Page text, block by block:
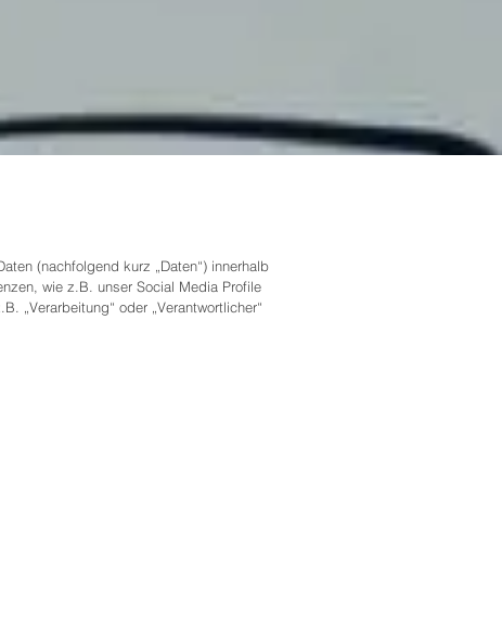
(nachfolgend kurz „Daten“) innerhalb
wie z.B. unser Social Media Profile
„Verarbeitung“ oder „Verantwortlicher“